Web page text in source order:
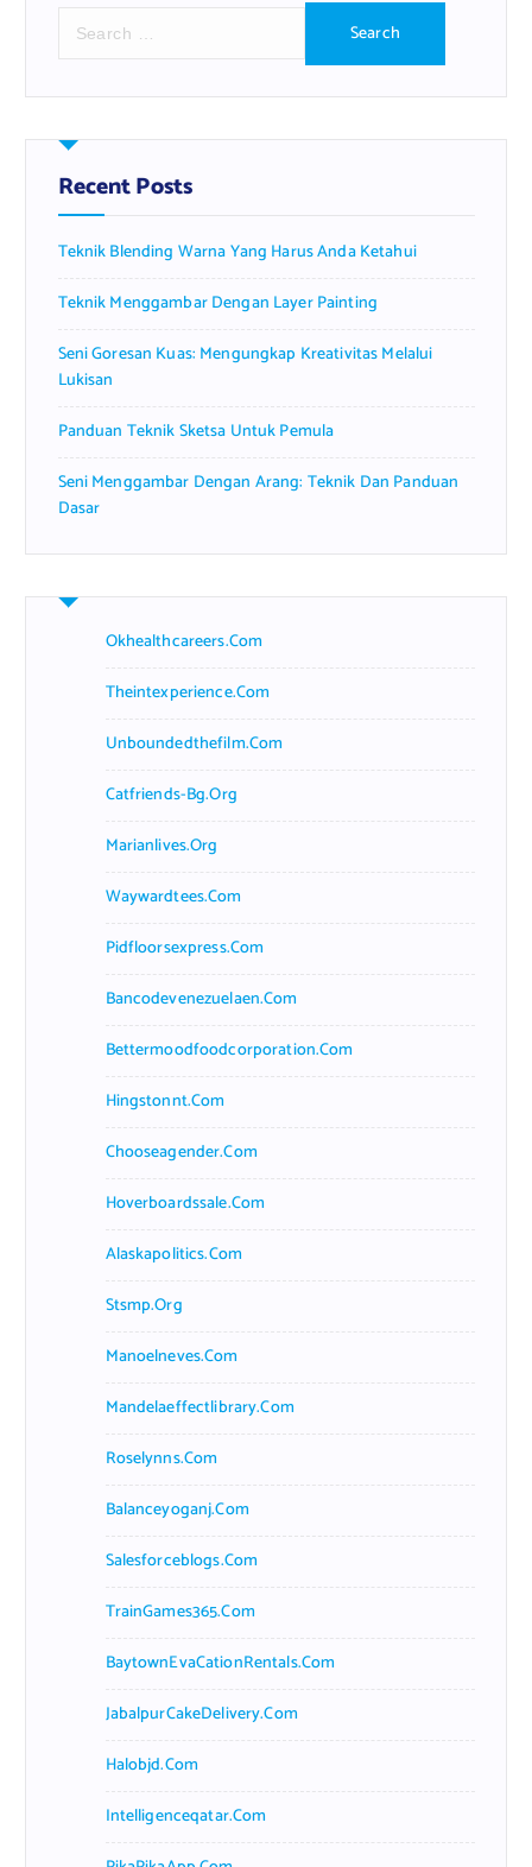
r
h
f
o
:
Recent Posts
Teknik Blending Warna Yang Harus Anda Ketahui
Teknik Menggambar Dengan Layer Painting
Seni Goresan Kuas: Mengungkap Kreativitas Melalui
Lukisan
Panduan Teknik Sketsa Untuk Pemula
Seni Menggambar Dengan Arang: Teknik Dan Panduan
Dasar
Okhealthcareers.com
Theintexperience.com
Unboundedthefilm.com
Catfriends-Bg.org
Marianlives.org
Waywardtees.com
Pidfloorsexpress.com
Bancodevenezuelaen.com
Bettermoodfoodcorporation.com
Hingstonnt.com
Chooseagender.com
Hoverboardssale.com
Alaskapolitics.com
Stsmp.org
Manoelneves.com
Mandelaeffectlibrary.com
Roselynns.com
Balanceyoganj.com
Salesforceblogs.com
TrainGames365.com
BaytownEvaCationRentals.com
JabalpurCakeDelivery.com
Halobjd.com
Intelligenceqatar.com